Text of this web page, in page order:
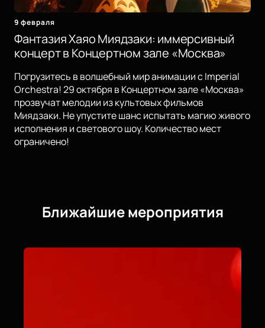
9 февраля
Фантазия Хаяо Миядзаки: иммерсивный
концерт в Концертном зале «Москва»
Погрузитесь в волшебный мир анимации с Imperial
Orchestra! 29 октября в Концертном зале «Москва»
прозвучат мелодии из культовых фильмов
Миядзаки. Не упустите шанс испытать магию живого
исполнения и светового шоу. Количество мест
ограничено!
Ближайшие мероприятия